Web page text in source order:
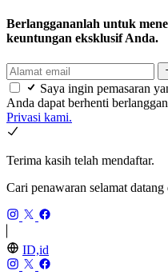
Berlanggananlah untuk
keuntungan eksklusif Anda.
Saya ingin pemasaran
Anda dapat berhenti
Privasi kami.
Terima kasih telah mendaftar.
Cari penawaran selamat
ID,id